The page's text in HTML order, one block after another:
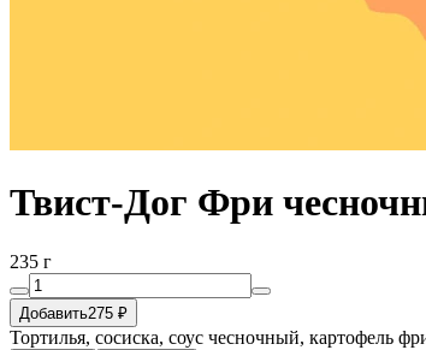
Твист-Дог Фри
235 г
Добавить275 ₽
Тортилья, сосиска, соус чесночный, картофель